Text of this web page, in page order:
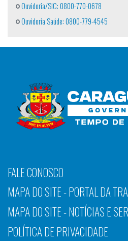
Ouvidoria/SIC: 0800-770-0678
Ouvidoria Saúde: 0800-779-4545
FALE CONOSCO
MAPA DO SITE - PORTAL DA
MAPA DO SITE - NOTÍCIAS E
POLÍTICA DE PRIVACIDADE